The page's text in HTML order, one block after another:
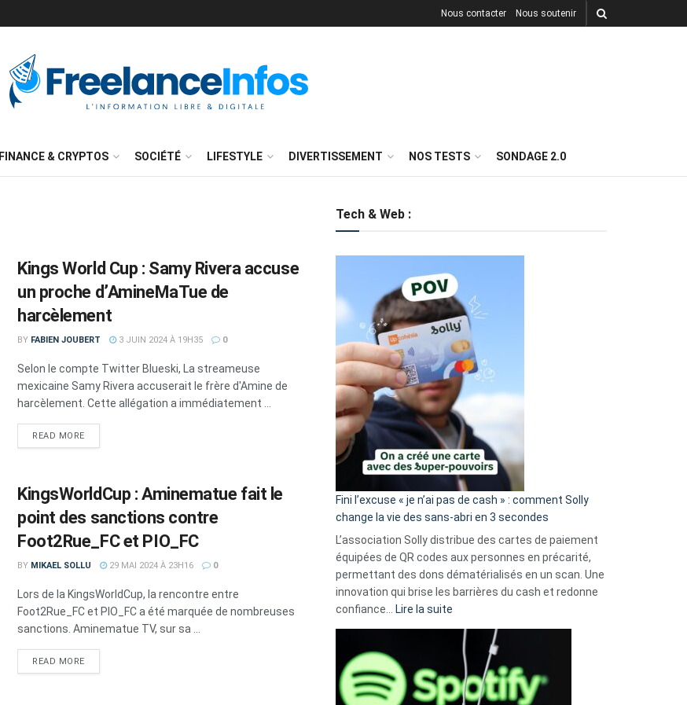
Nous contacter Nous soutenir
FINANCE & CRYPTOS SOCIÉTÉ LIFESTYLE DIVERTISSEMENT NOS TESTS SONDAGE 2.0
Kings World Cup : Samy Rivera accuse
un proche d’AmineMaTue de
harcèlement
BY FABIEN JOUBERT 3 JUIN 2024 À 19H35 0
Selon le compte Twitter Blueski, La streameuse
mexicaine Samy Rivera accuserait le frère d'Amine de
harcèlement. Cette allégation a immédiatement ...
READ MOREDETAILS
KingsWorldCup : Aminematue fait le
point des sanctions contre
Foot2Rue_FC et PIO_FC
BY MIKAEL SOLLU 29 MAI 2024 À 23H16 0
Lors de la KingsWorldCup, la rencontre entre
Foot2Rue_FC et PIO_FC a été marquée de nombreuses
sanctions. Aminematue TV, sur sa ...
READ MOREDETAILS
Tech & Web :
Fini l’excuse « je n’ai pas de cash » : comment Solly
change la vie des sans-abri en 3 secondes
L’association Solly distribue des cartes de paiement
équipées de QR codes aux personnes en précarité,
permettant des dons dématérialisés en un scan. Une
innovation qui brise les barrières du cash et redonne
confiance…
Lire la suite
l’excuse
je
n’ai